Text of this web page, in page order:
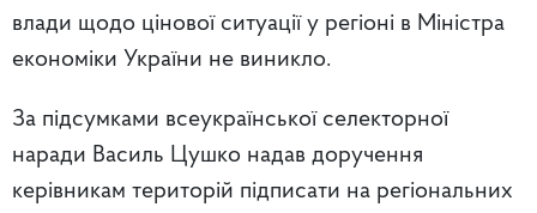
влади щодо цінової ситуації у регіоні в Міністра
економіки України не виникло.
За підсумками всеукраїнської селекторної
наради Василь Цушко надав доручення
керівникам територій підписати на регіональних